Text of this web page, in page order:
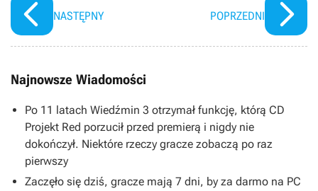
NASTĘPNY POPRZEDNI
Najnowsze Wiadomości
Po 11 latach Wiedźmin 3 otrzymał funkcję, którą CD
Projekt Red porzucił przed premierą i nigdy nie
dokończył. Niektóre rzeczy gracze zobaczą po raz
pierwszy
Zaczęło się dziś, gracze mają 7 dni, by za darmo na PC